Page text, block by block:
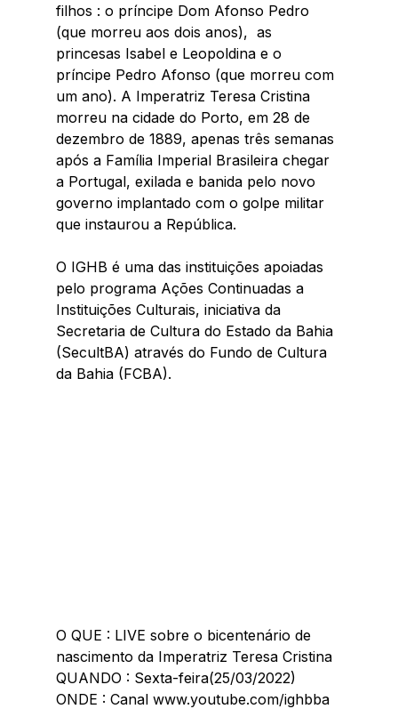
filhos : o príncipe Dom Afonso Pedro
(que morreu aos dois anos),  as
princesas Isabel e Leopoldina e o
príncipe Pedro Afonso (que morreu com
um ano). A Imperatriz Teresa Cristina
morreu na cidade do Porto, em 28 de
dezembro de 1889, apenas três semanas
após a Família Imperial Brasileira chegar
a Portugal, exilada e banida pelo novo
governo implantado com o golpe militar
que instaurou a República.
O IGHB é uma das instituições apoiadas
pelo programa Ações Continuadas a
Instituições Culturais, iniciativa da
Secretaria de Cultura do Estado da Bahia
(SecultBA) através do Fundo de Cultura
da Bahia (FCBA).
O QUE : LIVE sobre o bicentenário de
nascimento da Imperatriz Teresa Cristina
QUANDO : Sexta-feira(25/03/2022)
ONDE : Canal www.youtube.com/ighbba